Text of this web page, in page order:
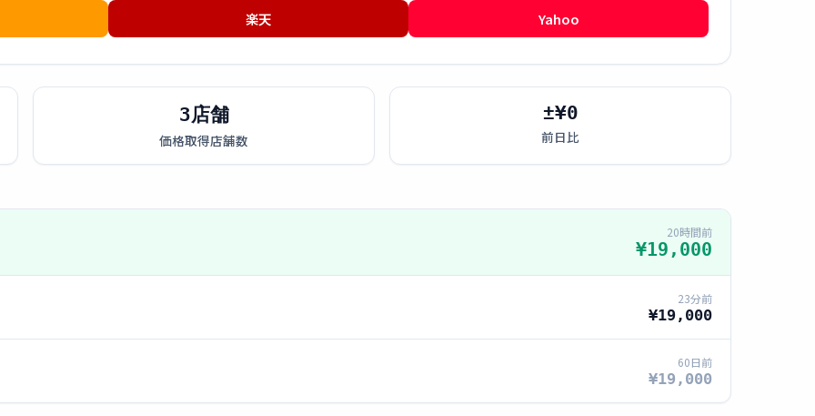
楽天 Yahoo
3店舗
価格取得店舗数
±¥0
前日比
20時間前
¥19,000
23分前
¥19,000
60日前
¥19,000